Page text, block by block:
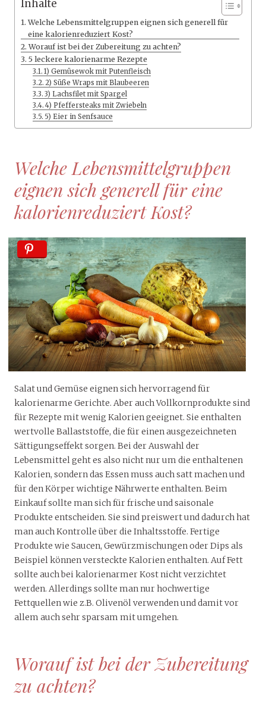
Inhalte
Welche Lebensmittelgruppen eignen sich generell für
eine kalorienreduziert Kost?
Worauf ist bei der Zubereitung zu achten?
5 leckere kalorienarme Rezepte
1) Gemüsewok mit Putenfleisch
2) Süße Wraps mit Blaubeeren
3) Lachsfilet mit Spargel
4) Pfeffersteaks mit Zwiebeln
5) Eier in Senfsauce
Welche Lebensmittelgruppen
eignen sich generell für eine
kalorienreduziert Kost?
Salat und Gemüse eignen sich hervorragend für
kalorienarme Gerichte. Aber auch Vollkornprodukte sind
für Rezepte mit wenig Kalorien geeignet. Sie enthalten
wertvolle Ballaststoffe, die für einen ausgezeichneten
Sättigungseffekt sorgen. Bei der Auswahl der
Lebensmittel geht es also nicht nur um die enthaltenen
Kalorien, sondern das Essen muss auch satt machen und
für den Körper wichtige Nährwerte enthalten. Beim
Einkauf sollte man sich für frische und saisonale
Produkte entscheiden. Sie sind preiswert und dadurch hat
man auch Kontrolle über die Inhaltsstoffe. Fertige
Produkte wie Saucen, Gewürzmischungen oder Dips als
Beispiel können versteckte Kalorien enthalten. Auf Fett
sollte auch bei kalorienarmer Kost nicht verzichtet
werden. Allerdings sollte man nur hochwertige
Fettquellen wie z.B. Olivenöl verwenden und damit vor
allem auch sehr sparsam mit umgehen.
Worauf ist bei der Zubereitung
zu achten?